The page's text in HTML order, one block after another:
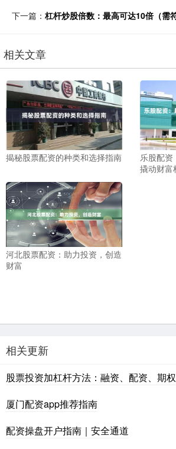
下一篇： 杠杆炒股倍数：最高可达10倍（需
相关文章
揭秘股票配资的种类和选择指南
乐股配
撬动财富
河北股票配资：助力投资，创造
财富
相关更新
股票投资加杠杆方法：融资、配资、期
厦门配资app推荐指南
配资操盘开户指南｜安全通道